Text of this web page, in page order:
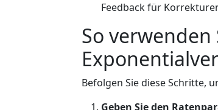
Feedback für
So verwenden
Befolgen Sie diese Schritte,
Geben Sie den